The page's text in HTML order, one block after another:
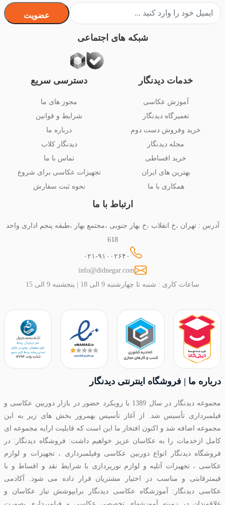
خدمات دیدنگار
آموزش عکاسی
تعمیرگاه دیدنگار
خرید وفروش دست دوم
مجله دیدنگار
خرید اقساطی
بهترین های ایران
همکاری با ما
دسترسی سریع
مجوز های ما
شرایط و قوانین
درباره ما
دیدنگار کلاب
تماس با ما
تجهیزات عکاسی برای شروع
نحوه ثبت سفارش
ارتباط با ما
آدرس : تهران ،خ انقلاب ،خ بهار جنوبی ،مجتمع بهار ،طبقه پنجم اداری واحد
618
۰۲۱-۹۱۰۰۲۶۴۰
info@didnegar.com
ساعات کاری : شنبه تا چهارشنبه 9 الی 18 | پنجشنبه 9 الی 15
عضویت
شبکه های اجتماعی
درباره ما | فروشگاه اینترنتی دیدنگار
مجموعه دیدنگار در سال 1389 با رویکرد حضور در بازار دوربین عکاسی و
فیلمبرداری تأسیس شد. از آغاز تأسیس بهمرور بخش های زیر به این
مجموعه اضافه شد و اکنون افتخار ما این است که قابلیت ارایه مجموعه ای
کامل ازخدمات را به عکاسان عزیز خواهیم داشت: فروشگاه دیدنگار: در
فروشگاه دیدنگار انواع دوربین عکاسی وفیلمبرداری ، تجهیزات و لوازم
عکاسی ، تجهیزات آتلیه و لوازم نورپردازی با شرایط نقد و اقساط و با
قیمترقابتی و مناسب در اختیار مشتریان قرار داده می شود. آکادمی
عکاسی دیدنگار: آموزشگاه عکاسی دیدنگار برایپوشش نیاز عکاسان و